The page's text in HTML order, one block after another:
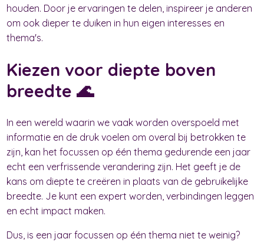
houden. Door je ervaringen te delen, inspireer je anderen
om ook dieper te duiken in hun eigen interesses en
thema's.
Kiezen voor diepte boven
breedte 🌊
In een wereld waarin we vaak worden overspoeld met
informatie en de druk voelen om overal bij betrokken te
zijn, kan het focussen op één thema gedurende een jaar
echt een verfrissende verandering zijn. Het geeft je de
kans om diepte te creëren in plaats van de gebruikelijke
breedte. Je kunt een expert worden, verbindingen leggen
en echt impact maken.
Dus, is een jaar focussen op één thema niet te weinig?